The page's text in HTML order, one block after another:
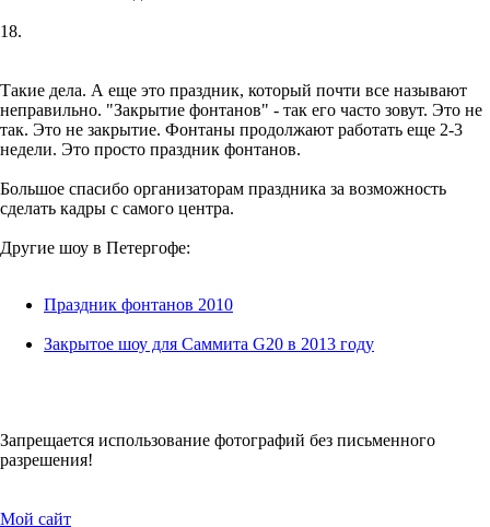
Такие дела. А еще это праздник, который почти все называют
неправильно. "Закрытие фонтанов" - так его часто зовут. Это не
так. Это не закрытие. Фонтаны продолжают работать еще 2-3
Большое спасибо организаторам праздника за возможность
Запрещается использование фотографий без письменного